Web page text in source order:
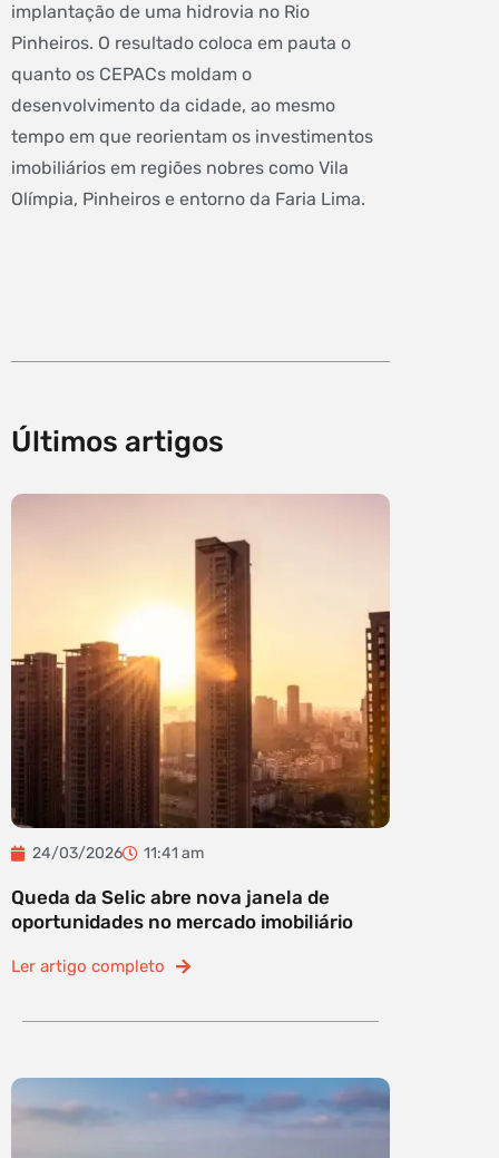
implantação de uma hidrovia no Rio
Pinheiros. O resultado coloca em pauta o
quanto os CEPACs moldam o
desenvolvimento da cidade, ao mesmo
tempo em que reorientam os investimentos
imobiliários em regiões nobres como Vila
Olímpia, Pinheiros e entorno da Faria Lima.
Últimos artigos
24/03/2026 11:41 am
Queda da Selic abre nova janela de
oportunidades no mercado imobiliário
Ler artigo completo